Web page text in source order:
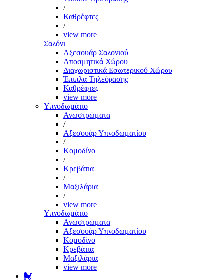
/
Καθρέφτες
/
view more
Σαλόνι
Αξεσουάρ Σαλονιού
Αποσμητικά Χώρου
Διαχωριστικά Εσωτερικού Χώρου
Έπιπλα Τηλεόρασης
Καθρέφτες
view more
Υπνοδωμάτιο
Ανωστρώματα
/
Αξεσουάρ Υπνοδωματίου
/
Κομοδίνο
/
Κρεβάτια
/
Μαξιλάρια
/
view more
Υπνοδωμάτιο
Ανωστρώματα
Αξεσουάρ Υπνοδωματίου
Κομοδίνο
Κρεβάτια
Μαξιλάρια
view more